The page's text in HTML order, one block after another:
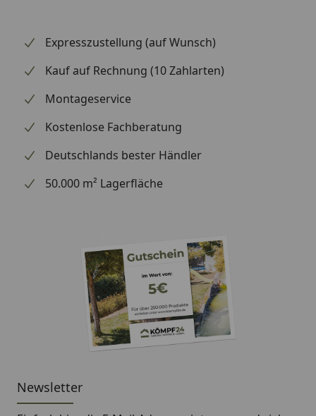
Nennspannung
230 V Wechselstrom, 50
Hz
Wassersäule in
Metern max.
Anschlusskabel
Vulkan-Düse (mittel)
Schaumsprudler-
Düse (mittel)
H: 90 cm, Ø: 60 cm
H: 50 cm
Lieferumfang
Ubbink Xtra 2300
Expresszustellung (auf Wunsch)
Kauf auf Rechnung (10 Zahlarten)
Montageservice
Kostenlose Fachberatung
Deutschlands bester Händler
50.000 m² Lagerfläche
Newsletter